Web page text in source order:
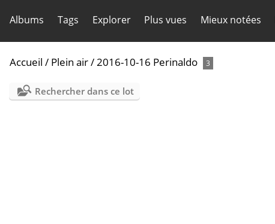
Albums Tags Explorer Plus vues Mieux notées
Accueil / Plein air/2016-10-16 Perinaldo 3
Rechercher dans ce lot